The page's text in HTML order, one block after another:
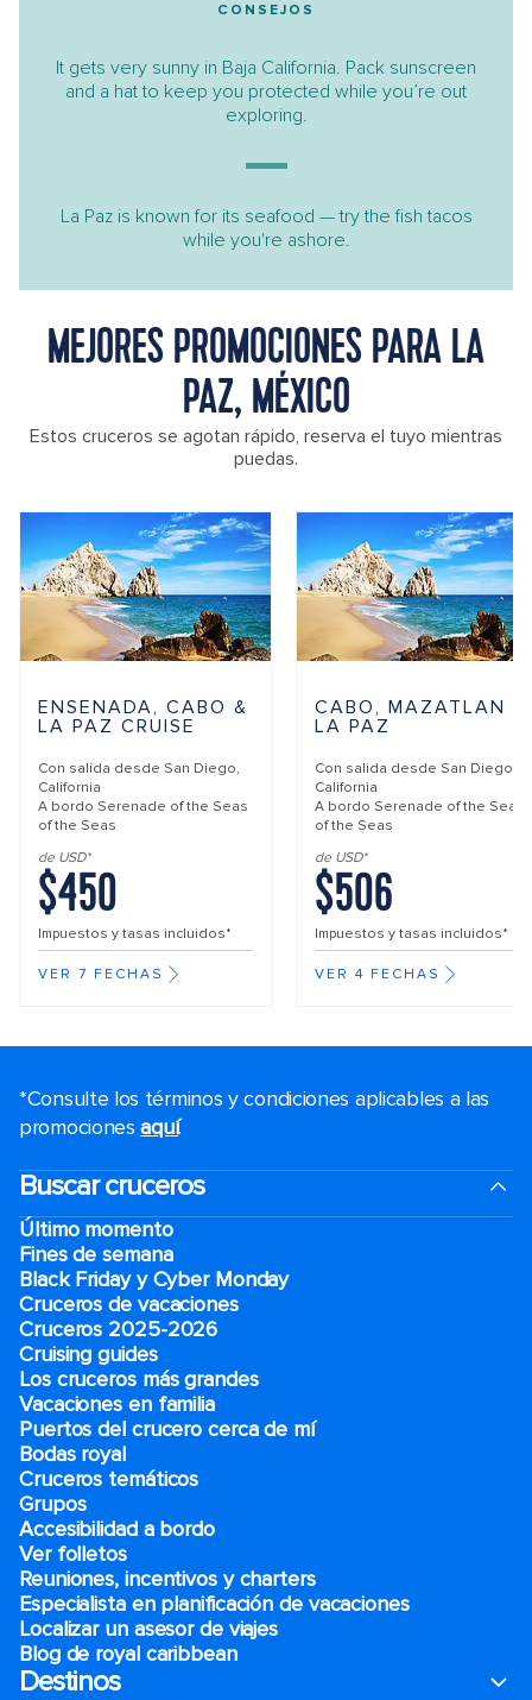
CONSEJOS
It gets very sunny in Baja California. Pack sunscreen
and a hat to keep you protected while you’re out
exploring.
La Paz is known for its seafood — try the fish tacos
while you're ashore.
MEJORES PROMOCIONES PARA LA
PAZ, MÉXICO
Estos cruceros se agotan rápido, reserva el tuyo mientras
puedas.
ENSENADA, CABO &
LA PAZ CRUISE
Con salida desde San Diego,
California
A bordo Serenade of the Seas
of the Seas
de USD*
$450
Impuestos y tasas incluidos*
VER 7 FECHAS
CABO, MAZATLAN &
LA PAZ
Con salida desde San Diego,
California
A bordo Serenade of the Seas
of the Seas
de USD*
$506
Impuestos y tasas incluidos*
VER 4 FECHAS
*Consulte los términos y condiciones aplicables a las
promocionesaquí.
Buscar cruceros
Último momento
Fines de semana
Black Friday y Cyber Monday
Cruceros de vacaciones
Cruceros 2025-2026
Cruising guides
Los cruceros más grandes
Vacaciones en familia
Puertos del crucero cerca de mí
Bodas royal
Cruceros temáticos
Grupos
Accesibilidad a bordo
Ver folletos
Reuniones, incentivos y charters​
Especialista en planificación de vacaciones
Localizar un asesor de viajes
Blog de royal caribbean
Destinos